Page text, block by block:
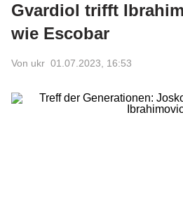
Gvardiol trifft
wie Escobar
Von ukr 01.07.2023, 16:53